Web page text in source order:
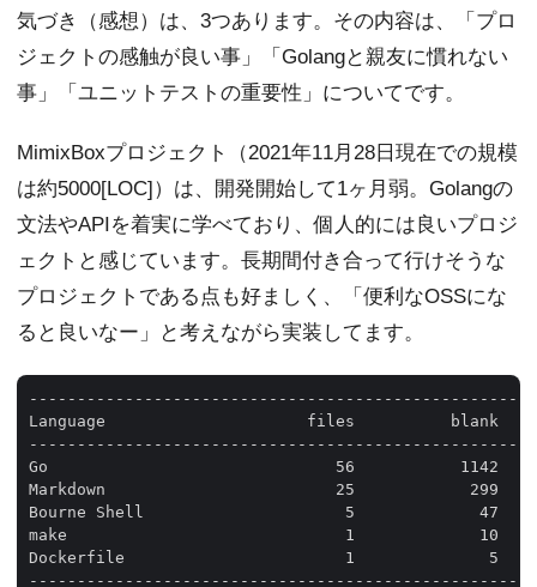
気づき（感想）は、3つあります。その内容は、「プロ
ジェクトの感触が良い事」「Golangと親友に慣れない
事」「ユニットテストの重要性」についてです。
MimixBoxプロジェクト（2021年11月28日現在での規模
は約5000[LOC]）は、開発開始して1ヶ月弱。Golangの
文法やAPIを着実に学べており、個人的には良いプロジ
ェクトと感じています。長期間付き合って行けそうな
プロジェクトである点も好ましく、「便利なOSSにな
ると良いなー」と考えながら実装してます。
Language                     files          blank
Go                              56           1142
Markdown                        25            299
Bourne Shell                     5             47
make                             1             10
Dockerfile                       1              5